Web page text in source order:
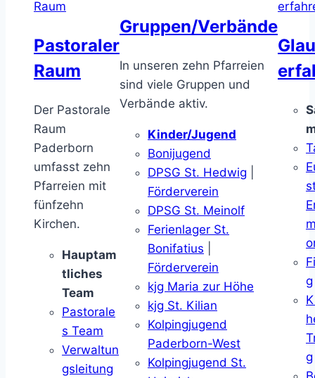
Raum
Pastoraler
Raum
Der Pastorale
Raum
Paderborn
umfasst zehn
Pfarreien mit
fünfzehn
Kirchen.
Hauptam
tliches
Team
Pastorale
s Team
Verwaltun
gsleitung
Gruppen/Verbände
In unseren zehn Pfarreien
sind viele Gruppen und
Verbände aktiv.
Kinder/Jugend
Bonijugend
DPSG St. Hedwig
Förderverein
DPSG St. Meinolf
Ferienlager St.
Bonifatius
Förderverein
kjg Maria zur Höhe
kjg St. Kilian
Kolpingjugend
Paderborn-West
Kolpingjugend St.
g
g